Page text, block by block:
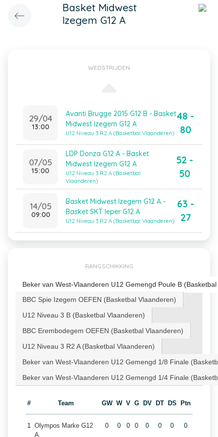
Basket Midwest
Izegem G12 A
WEDSTRIJDEN
29/04
13:00
Avanti Brugge 2015 G12 B - Basket
Midwest Izegem G12 A
U12 Niveau 3 R2 A (Basketbal Vlaanderen)
48 -
80
07/05
15:00
LDP Donza G12 A - Basket
Midwest Izegem G12 A
U12 Niveau 3 R2 A (Basketbal
Vlaanderen)
52 -
50
14/05
09:00
Basket Midwest Izegem G12 A -
Basket SKT Ieper G12 A
U12 Niveau 3 R2 A (Basketbal Vlaanderen)
63 -
27
RANGSCHIKKING
Beker van West-Vlaanderen U12 Gemengd Poule B
BBC Spie Izegem OEFEN (Basketbal Vlaanderen)
U12 Niveau 3 B (Basketbal Vlaanderen)
BBC Erembodegem OEFEN (Basketbal Vlaanderen)
U12 Niveau 3 R2 A (Basketbal Vlaanderen)
Beker van West-Vlaanderen U12 Gemengd 1/8 Finale
Beker van West-Vlaanderen U12 Gemengd 1/4 Finale
# Team GW W V G DV DT DS Ptn
1 Olympos Marke G12
A
0 0 0 0 0 0 0 0